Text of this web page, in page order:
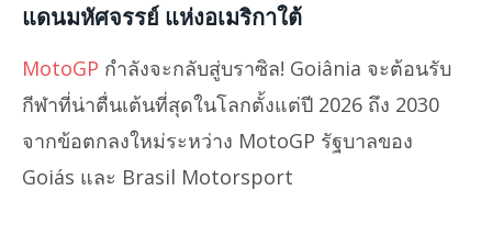
แดนมหัศจรรย์ แห่งอเมริกาใต้
MotoGP กำลังจะกลับสู่บราซิล! Goiânia จะต้อนรับ
กีฬาที่น่าตื่นเต้นที่สุดในโลกตั้งแต่ปี 2026 ถึง 2030
จากข้อตกลงใหม่ระหว่าง MotoGP รัฐบาลของ
Goiás และ Brasil Motorsport